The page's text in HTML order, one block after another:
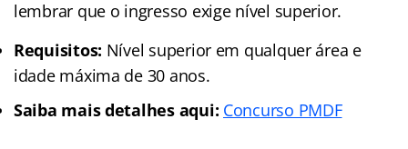
lembrar que o ingresso exige nível superior.
Requisitos: Nível superior em qualquer área e
idade máxima de 30 anos.
Saiba mais detalhes aqui: Concurso PMDF